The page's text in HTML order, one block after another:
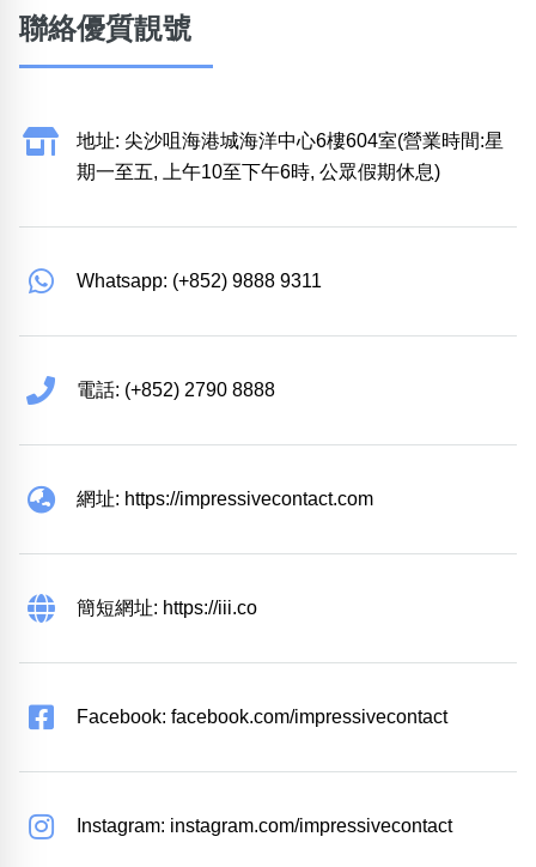
聯絡優質靚號
地址: 尖沙咀海港城海洋中心6樓604室(營業時間:星
期一至五, 上午10至下午6時, 公眾假期休息)
Whatsapp: (+852) 9888 9311
電話: (+852) 2790 8888
網址: https://impressivecontact.com
簡短網址: https://iii.co
Facebook: facebook.com/impressivecontact
Instagram: instagram.com/impressivecontact